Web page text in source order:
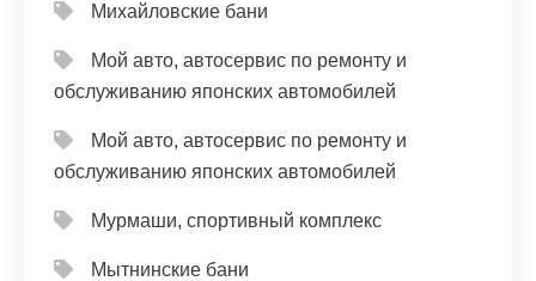
Михайловские бани
Мой авто, автосервис по ремонту и
обслуживанию японских автомобилей
Мой авто, автосервис по ремонту и
обслуживанию японских автомобилей
Мурмаши, спортивный комплекс
Мытнинские бани